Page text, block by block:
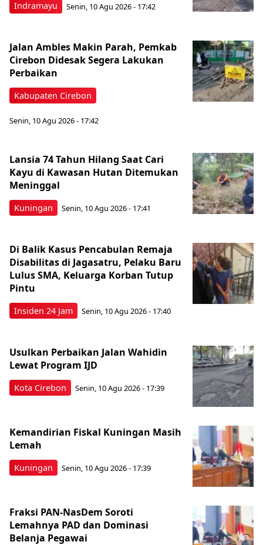
Indramayu Senin, 10 Agu 2026 - 17:42
Kabupaten Cirebon
Jalan Ambles Makin Parah, Pemkab
Cirebon Didesak Segera Lakukan
Perbaikan
Senin, 10 Agu 2026 - 17:42
Kuningan
Lansia 74 Tahun Hilang Saat Cari
Kayu di Kawasan Hutan Ditemukan
Meninggal
Senin, 10 Agu 2026 - 17:41
Insiden 24 Jam
Di Balik Kasus Pencabulan Remaja
Disabilitas di Jagasatru, Pelaku Baru
Lulus SMA, Keluarga Korban Tutup
Pintu
Senin, 10 Agu 2026 - 17:40
Kota Cirebon
Usulkan Perbaikan Jalan Wahidin
Lewat Program IJD
Senin, 10 Agu 2026 - 17:39
Kuningan
Kemandirian Fiskal Kuningan Masih
Lemah
Senin, 10 Agu 2026 - 17:39
Fraksi PAN-NasDem Soroti
Lemahnya PAD dan Dominasi
Belanja Pegawai